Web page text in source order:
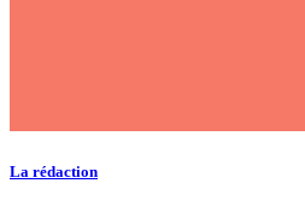
La rédaction